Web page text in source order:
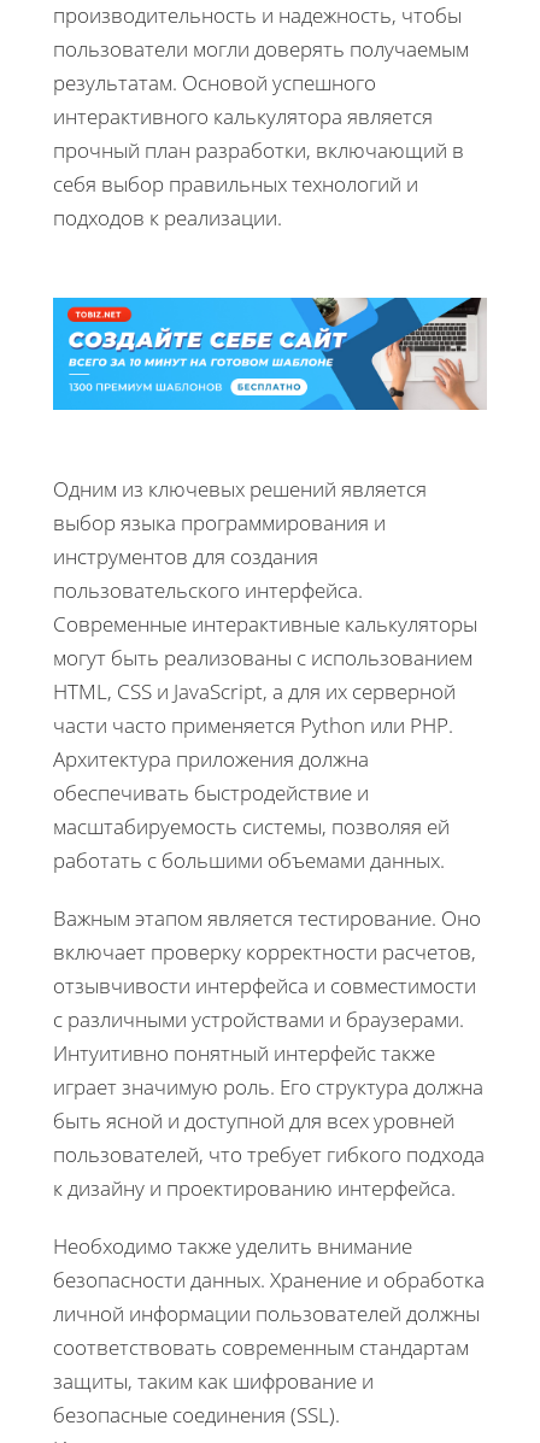
производительность и надежность, чтобы
пользователи могли доверять получаемым
результатам. Основой успешного
интерактивного калькулятора является
прочный план разработки, включающий в
себя выбор правильных технологий и
подходов к реализации.
Одним из ключевых решений является
выбор языка программирования и
инструментов для создания
пользовательского интерфейса.
Современные интерактивные калькуляторы
могут быть реализованы с использованием
HTML, CSS и JavaScript, а для их серверной
части часто применяется Python или PHP.
Архитектура приложения должна
обеспечивать быстродействие и
масштабируемость системы, позволяя ей
работать с большими объемами данных.
Важным этапом является тестирование. Оно
включает проверку корректности расчетов,
отзывчивости интерфейса и совместимости
с различными устройствами и браузерами.
Интуитивно понятный интерфейс также
играет значимую роль. Его структура должна
быть ясной и доступной для всех уровней
пользователей, что требует гибкого подхода
к дизайну и проектированию интерфейса.
Необходимо также уделить внимание
безопасности данных. Хранение и обработка
личной информации пользователей должны
соответствовать современным стандартам
защиты, таким как шифрование и
безопасные соединения (SSL).